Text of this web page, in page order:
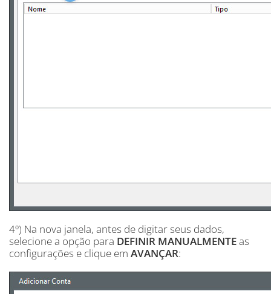
4º) Na nova janela, antes de digitar seus dados,
selecione a opção para DEFINIR MANUALMENTEas
configurações e clique em AVANÇAR: